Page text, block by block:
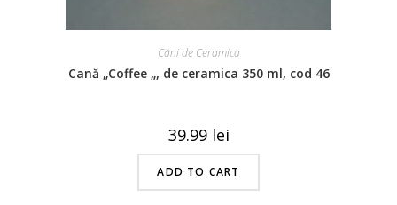
Căni de Ceramica
Cană „Coffee „, de ceramica 350 ml, cod 46
39.99 lei
ADD TO CART